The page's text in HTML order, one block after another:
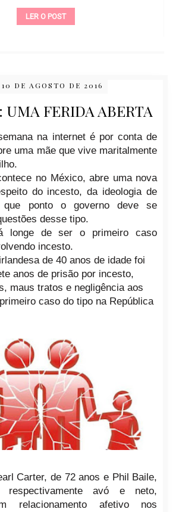
LER O POST
DE AGOSTO DE 2016
UMA FERIDA ABERTA
na internet é por conta de
uma mãe que vive maritalmente
no México, abre uma nova
do incesto, da ideologia de
ponto o governo deve se
desse tipo.
longe de ser o primeiro caso
incesto.
de 40 anos de idade foi
anos de prisão por incesto,
maus tratos e negligência aos
caso do tipo na República
Carter, de 72 anos e Phil Baile,
avó e neto,
relacionamento afetivo nos